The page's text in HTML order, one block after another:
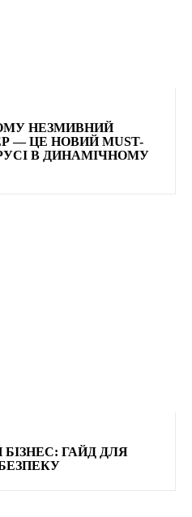
НЕЗМИВНИЙ
— ЦЕ НОВИЙ MUST-
В ДИНАМІЧНОМУ
ГАЙД ДЛЯ